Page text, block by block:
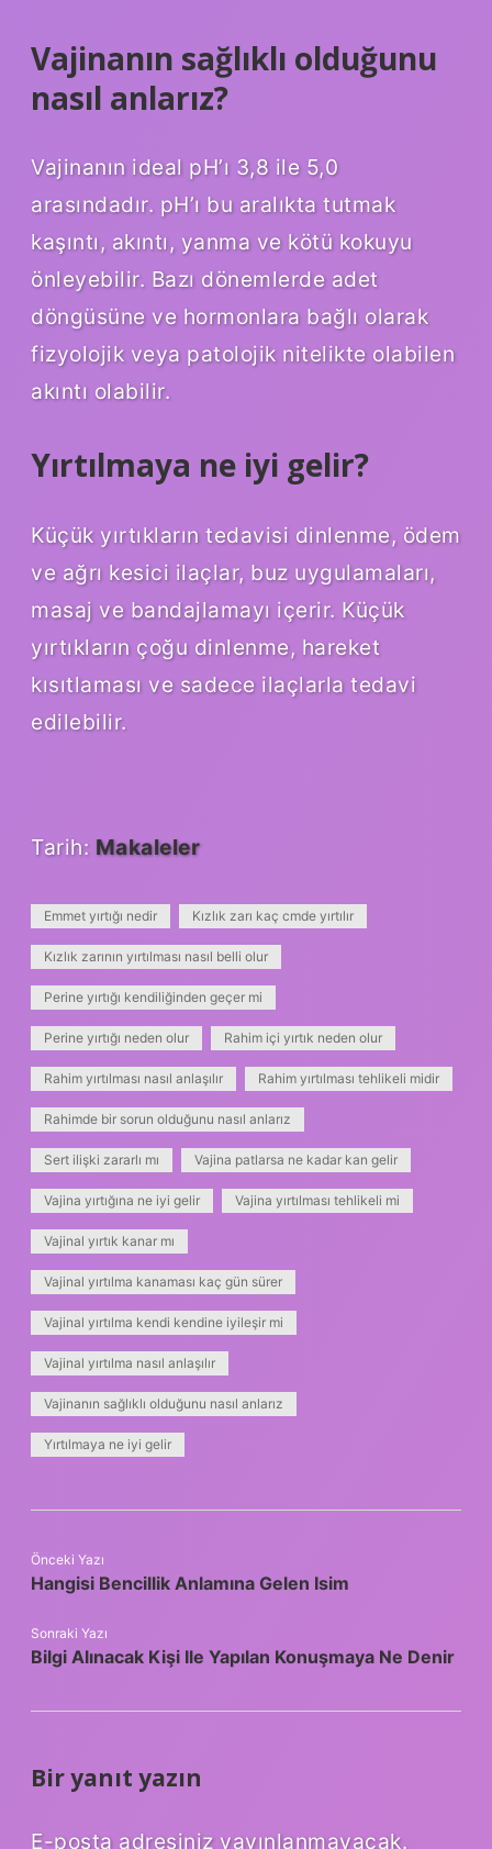
Vajinanın sağlıklı olduğunu
nasıl anlarız?
Vajinanın ideal pH’ı 3,8 ile 5,0
arasındadır. pH’ı bu aralıkta tutmak
kaşıntı, akıntı, yanma ve kötü kokuyu
önleyebilir. Bazı dönemlerde adet
döngüsüne ve hormonlara bağlı olarak
fizyolojik veya patolojik nitelikte olabilen
akıntı olabilir.
Yırtılmaya ne iyi gelir?
Küçük yırtıkların tedavisi dinlenme, ödem
ve ağrı kesici ilaçlar, buz uygulamaları,
masaj ve bandajlamayı içerir. Küçük
yırtıkların çoğu dinlenme, hareket
kısıtlaması ve sadece ilaçlarla tedavi
edilebilir.
Tarih: Makaleler
Emmet yırtığı nedir Kızlık zarı kaç cmde yırtılır
Kızlık zarının yırtılması nasıl belli olur
Perine yırtığı kendiliğinden geçer mi
Perine yırtığı neden olur Rahim içi yırtık neden olur
Rahim yırtılması nasıl anlaşılır Rahim yırtılması tehlikeli midir
Rahimde bir sorun olduğunu nasıl anlarız
Sert ilişki zararlı mı Vajina patlarsa ne kadar kan gelir
Vajina yırtığına ne iyi gelir Vajina yırtılması tehlikeli mi
Vajinal yırtık kanar mı
Vajinal yırtılma kanaması kaç gün sürer
Vajinal yırtılma kendi kendine iyileşir mi
Vajinal yırtılma nasıl anlaşılır
Vajinanın sağlıklı olduğunu nasıl anlarız
Yırtılmaya ne iyi gelir
Önceki Yazı
Hangisi Bencillik Anlamına Gelen Isim
Sonraki Yazı
Bilgi Alınacak Kişi Ile Yapılan Konuşmaya Ne Denir
Bir yanıt yazın
E-posta adresiniz yayınlanmayacak.